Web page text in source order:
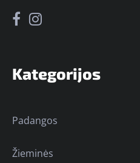
Kategorijos
Padangos
Žieminės